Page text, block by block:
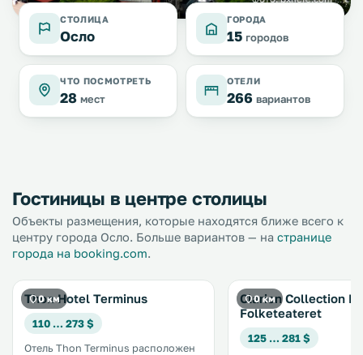
СТОЛИЦА
Осло
ГОРОДА
15 городов
ЧТО ПОСМОТРЕТЬ
28 мест
ОТЕЛИ
266 вариантов
Гостиницы в центре столицы
Объекты размещения, которые находятся ближе всего к
центру города Осло. Больше вариантов — на странице
города на booking.com.
0 км
Thon Hotel Terminus
110 … 273 $
Отель Thon Terminus расположен
0 км
Clarion Collection
Folketeateret
125 … 281 $